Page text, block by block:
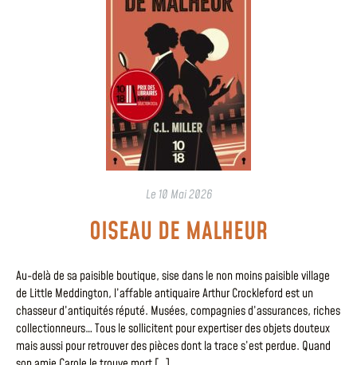
Le 10 Mai 2026
OISEAU DE MALHEUR
Au-delà de sa paisible boutique, sise dans le non moins paisible village
de Little Meddington, l’affable antiquaire Arthur Crockleford est un
chasseur d’antiquités réputé. Musées, compagnies d’assurances, riches
collectionneurs… Tous le sollicitent pour expertiser des objets douteux
mais aussi pour retrouver des pièces dont la trace s’est perdue. Quand